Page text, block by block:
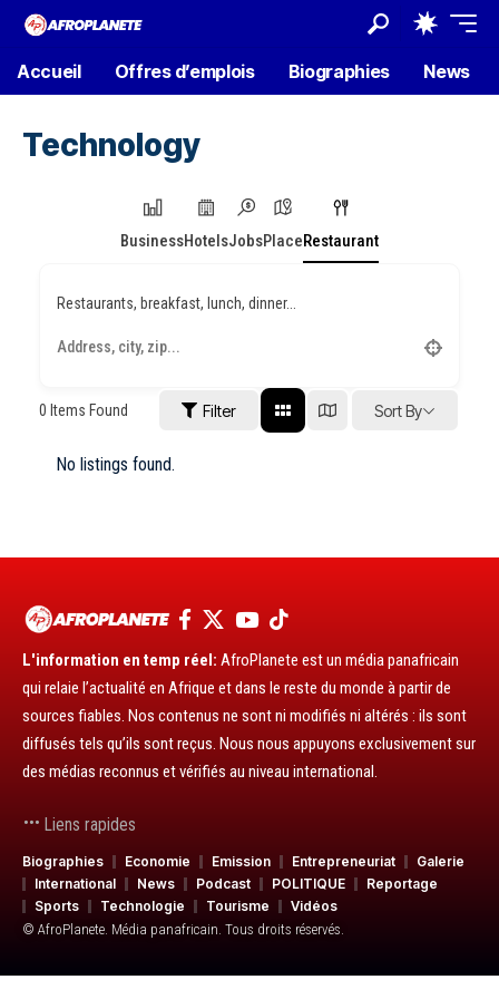
Accueil Offres d’emplois Biographies News
Technology
BusinessHotelsJobsPlaceRestaurant
Restaurants, breakfast, lunch, dinner...
0 Items Found Filter Sort By
No listings found.
L'information en temp réel: AfroPlanete est un média panafricain
qui relaie l’actualité en Afrique et dans le reste du monde à partir de
sources fiables. Nos contenus ne sont ni modifiés ni altérés : ils sont
diffusés tels qu’ils sont reçus. Nous nous appuyons exclusivement sur
des médias reconnus et vérifiés au niveau international.
Liens rapides
Biographies Economie Emission Entrepreneuriat
Galerie
International
News Podcast POLITIQUE
Reportage
Sports
Technologie Tourisme
Vidéos
© AfroPlanete. Média panafricain. Tous droits réservés.